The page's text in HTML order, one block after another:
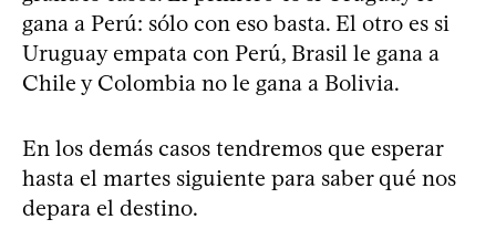
gana a Perú: sólo con eso basta. El otro es si
Uruguay empata con Perú, Brasil le gana a
Chile y Colombia no le gana a Bolivia.
En los demás casos tendremos que esperar
hasta el martes siguiente para saber qué nos
depara el destino.